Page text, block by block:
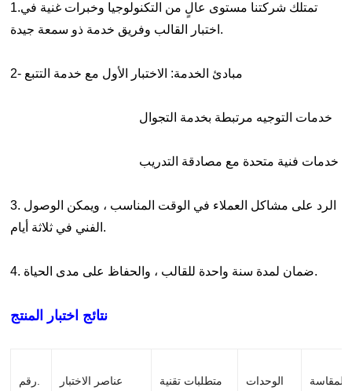
1.تمتلك شركتنا مستوى عالٍ من التكنولوجيا وخبرات غنية في
اختبار القالب وفريق خدمة ذو سمعة جيدة.
2- مبادئ الخدمة: الاختبار الأول مع خدمة التتبع
خدمات التوجيه مرتبطة بخدمة التجوال
خدمات فنية متحدة مع مصادقة التدريب
3. الرد على مشاكل العملاء في الوقت المناسب ، ويمكن الوصول
الفني في ثلاثة أيام.
4. ضمان لمدة سنة واحدة للقالب ، والحفاظ على مدى الحياة.
نتائج اختبار المنتج
عناصر الاختبار متطلبات تقنية الوحدات المقاسة